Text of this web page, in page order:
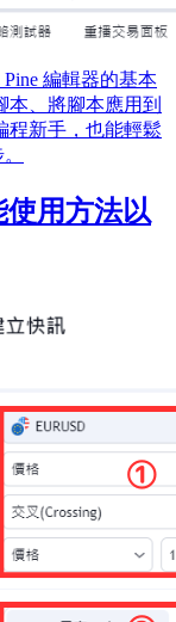
編輯器的基本
本、將腳本應用到
程新手，也能輕鬆
使用方法以